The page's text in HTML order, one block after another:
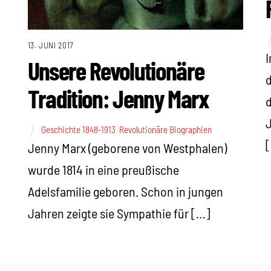
13. JUNI 2017
Unsere Revolutionäre
Tradition: Jenny Marx
Geschichte 1848-1913 Revolutionäre Biographien
Jenny Marx (geborene von Westphalen)
wurde 1814 in eine preußische
Adelsfamilie geboren. Schon in jungen
Jahren zeigte sie Sympathie für […]